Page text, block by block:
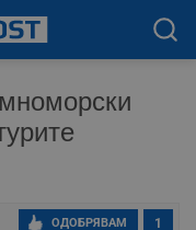
1
ОДОБРЯВАМ